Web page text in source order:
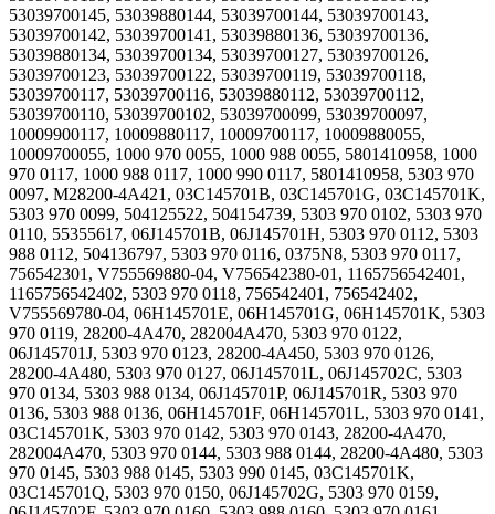
53039700145, 53039880144, 53039700144, 53039700143,
53039700142, 53039700141, 53039880136, 53039700136,
53039880134, 53039700134, 53039700127, 53039700126,
53039700123, 53039700122, 53039700119, 53039700118,
53039700117, 53039700116, 53039880112, 53039700112,
53039700110, 53039700102, 53039700099, 53039700097,
10009900117, 10009880117, 10009700117, 10009880055,
10009700055, 1000 970 0055, 1000 988 0055, 5801410958, 1000
970 0117, 1000 988 0117, 1000 990 0117, 5801410958, 5303 970
0097, M28200-4A421, 03C145701B, 03C145701G, 03C145701K,
5303 970 0099, 504125522, 504154739, 5303 970 0102, 5303 970
0110, 55355617, 06J145701B, 06J145701H, 5303 970 0112, 5303
988 0112, 504136797, 5303 970 0116, 0375N8, 5303 970 0117,
756542301, V755569880-04, V756542380-01, 1165756542401,
1165756542402, 5303 970 0118, 756542401, 756542402,
V755569780-04, 06H145701E, 06H145701G, 06H145701K, 5303
970 0119, 28200-4A470, 282004A470, 5303 970 0122,
06J145701J, 5303 970 0123, 28200-4A450, 5303 970 0126,
28200-4A480, 5303 970 0127, 06J145701L, 06J145702C, 5303
970 0134, 5303 988 0134, 06J145701P, 06J145701R, 5303 970
0136, 5303 988 0136, 06H145701F, 06H145701L, 5303 970 0141,
03C145701K, 5303 970 0142, 5303 970 0143, 28200-4A470,
282004A470, 5303 970 0144, 5303 988 0144, 28200-4A480, 5303
970 0145, 5303 988 0145, 5303 990 0145, 03C145701K,
03C145701Q, 5303 970 0150, 06J145702G, 5303 970 0159,